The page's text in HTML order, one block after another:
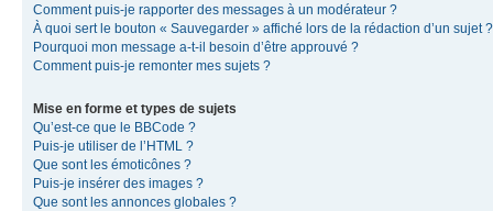
Comment puis-je rapporter des messages à un modérateur ?
À quoi sert le bouton « Sauvegarder » affiché lors de la rédaction d’un sujet ?
Pourquoi mon message a-t-il besoin d’être approuvé ?
Comment puis-je remonter mes sujets ?
Mise en forme et types de sujets
Qu’est-ce que le BBCode ?
Puis-je utiliser de l’HTML ?
Que sont les émoticônes ?
Puis-je insérer des images ?
Que sont les annonces globales ?